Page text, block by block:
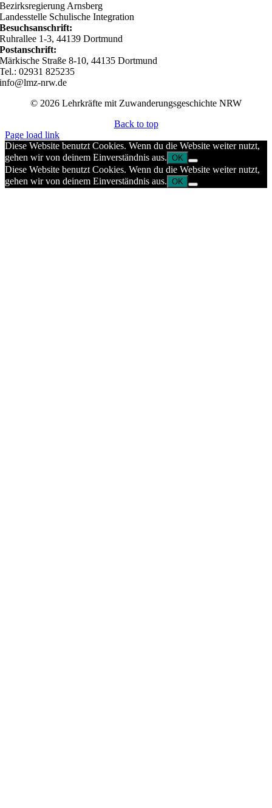
Bezirksregierung Arnsberg
Landesstelle Schulische Integration
Besuchsanschrift:
Ruhrallee 1-3, 44139 Dortmund
Postanschrift:
Märkische Straße 8-10, 44135 Dortmund
Tel.: 02931 825235
info@lmz-nrw.de
© 2026 Lehrkräfte mit Zuwanderungsgeschichte NRW
Back to top
Page load link
Diese Website benutzt Cookies. Wenn du die Website weiter nutzt,
gehen wir von deinem Einverständnis aus. OK
Diese Website benutzt Cookies. Wenn du die Website weiter nutzt,
gehen wir von deinem Einverständnis aus. OK